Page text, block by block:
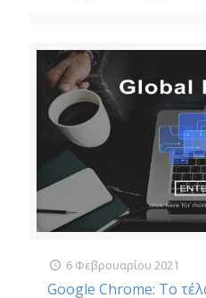
6 Φεβρουαρίου 2021
Google Chrome: Το